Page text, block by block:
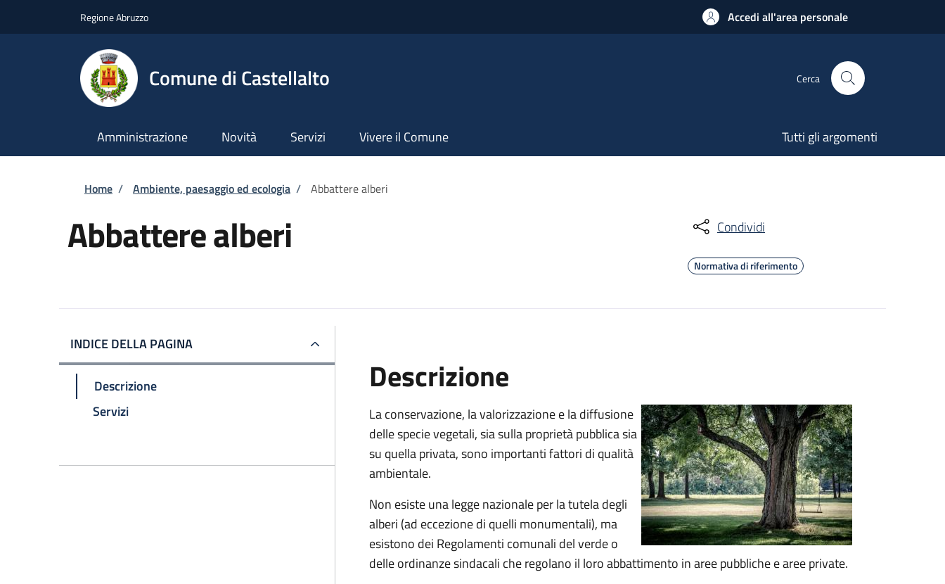
Regione Abruzzo Accedi all'area personale
Comune di Castellalto Cerca
Amministrazione Novità Servizi Vivere il Comune Tutti gli argomenti
Briciole di pane
Home / Ambiente, paesaggio ed ecologia / Abbattere alberi
Abbattere alberi Condividi
Normativa di riferimento
INDICE DELLA PAGINA
Descrizione
Servizi
Descrizione
La conservazione, la valorizzazione e la diffusione
delle specie vegetali, sia sulla proprietà pubblica sia
su quella privata, sono importanti fattori di qualità
ambientale.
Non esiste una legge nazionale per la tutela degli
alberi (ad eccezione di quelli monumentali), ma
esistono dei Regolamenti comunali del verde o
delle ordinanze sindacali che regolano il loro abbattimento in aree pubbliche e aree private.